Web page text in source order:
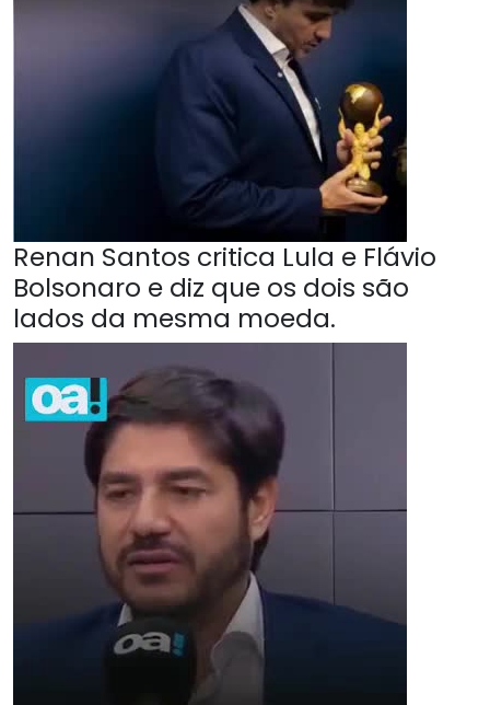
Renan Santos critica Lula e Flávio
Bolsonaro e diz que os dois são
lados da mesma moeda.